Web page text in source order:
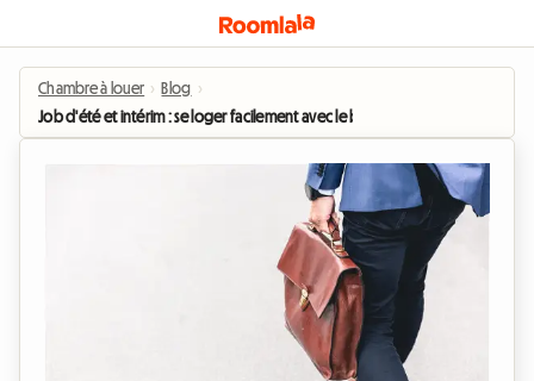
Chambre à louer › Blog ›
Job d'été et intérim : se loger facilement avec le bail mobilité